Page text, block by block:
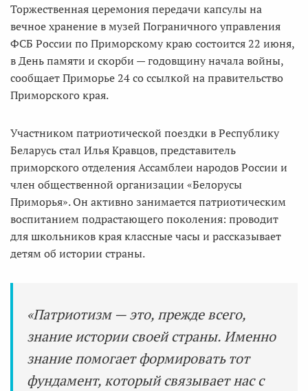
Торжественная церемония передачи капсулы на
вечное хранение в музей Пограничного управления
ФСБ России по Приморскому краю состоится 22 июня,
в День памяти и скорби — годовщину начала войны,
сообщает Приморье 24 со ссылкой на правительство
Приморского края.
Участником патриотической поездки в Республику
Беларусь стал Илья Кравцов, представитель
приморского отделения Ассамблеи народов России и
член общественной организации «Белорусы
Приморья». Он активно занимается патриотическим
воспитанием подрастающего поколения: проводит
для школьников края классные часы и рассказывает
детям об истории страны.
«Патриотизм — это, прежде всего,
знание истории своей страны. Именно
знание помогает формировать тот
фундамент, который связывает нас с